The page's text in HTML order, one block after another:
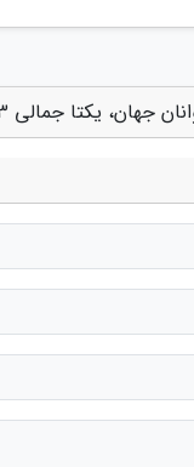
یکتا جمالی 3 برنز گرفت"